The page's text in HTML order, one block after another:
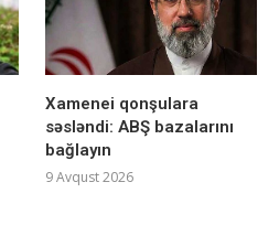
Xamenei qonşulara
səsləndi: ABŞ bazalarını
bağlayın
9 Avqust 2026